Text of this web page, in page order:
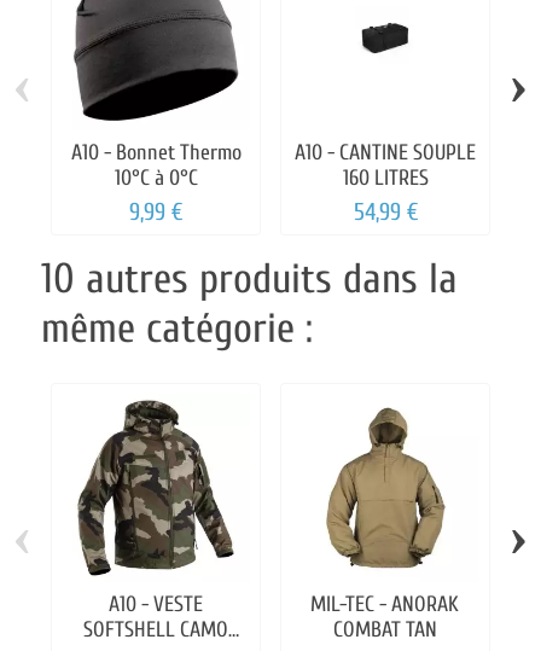
A10 - Bonnet Thermo
10°C à 0°C
9,99 €
A10 - CANTINE SOUPLE
160 LITRES
54,99 €
‹ ›
10 autres produits dans la
même catégorie :
A10 - VESTE
SOFTSHELL CAMO
MIL-TEC - ANORAK
COMBAT TAN
‹ ›